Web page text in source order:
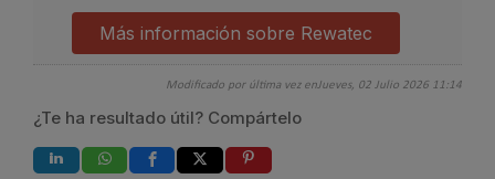
Más información sobre Rewatec
Modificado por última vez enJueves, 02 Julio 2026 11:14
¿Te ha resultado útil? Compártelo